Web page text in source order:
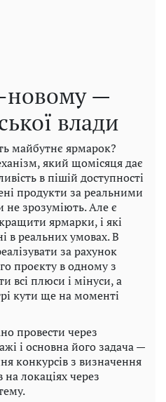
новому —
влади
майбутнє ярмарок?
який щомісяця дає
в пішій доступності
продукти за реальними
зрозуміють. Але є
ярмарки, і які
в реальних умовах. В
за рахунок
проєкту в одному з
всі плюси і мінуси, а
кути ще на моменті
провести через
і основна його задача —
конкурсів з визначення
локаціях через